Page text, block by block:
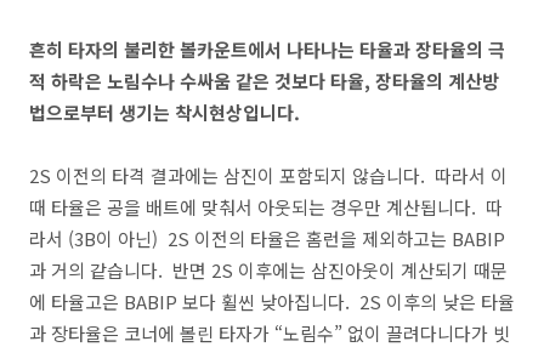
흔히 타자의 불리한 볼카운트에서 나타나는 타율과 장타율의 극
적 하락은 노림수나 수싸움 같은 것보다 타율, 장타율의 계산방
법으로부터 생기는 착시현상입니다.
2S 이전의 타격 결과에는 삼진이 포함되지 않습니다. 따라서 이
때 타율은 공을 배트에 맞춰서 아웃되는 경우만 계산됩니다. 따
라서 (3B이 아닌) 2S 이전의 타율은 홈런을 제외하고는 BABIP
과 거의 같습니다. 반면 2S 이후에는 삼진아웃이 계산되기 때문
에 타율고은 BABIP 보다 휠씬 낮아집니다. 2S 이후의 낮은 타율
과 장타율은 코너에 볼린 타자가 “노림수” 없이 끌려다니다가 빗